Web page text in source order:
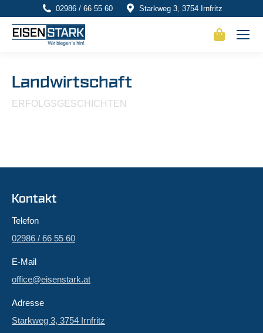
02986 / 66 55 60 Starkweg 3, 3754 Irnfritz
Landwirtschaft
ERFOLGSGESCHICHTEN
Kontakt
Telefon
02986 / 66 55 60
E-Mail
office@eisenstark.at
Adresse
Starkweg 3, 3754 Irnfritz